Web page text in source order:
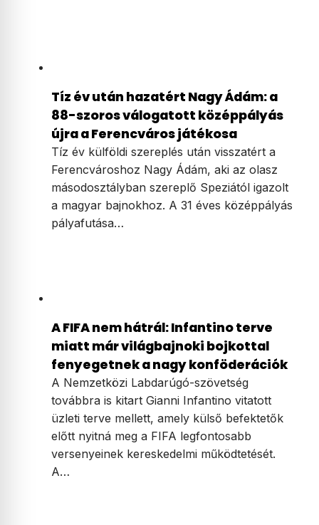
Tíz év után hazatért Nagy Ádám: a
88-szoros válogatott középpályás
újra a Ferencváros játékosa
Tíz év külföldi szereplés után visszatért a
Ferencvároshoz Nagy Ádám, aki az olasz
másodosztályban szereplő Speziától igazolt
a magyar bajnokhoz. A 31 éves középpályás
pályafutása…
A FIFA nem hátrál: Infantino terve
miatt már világbajnoki bojkottal
fenyegetnek a nagy konföderációk
A Nemzetközi Labdarúgó-szövetség
továbbra is kitart Gianni Infantino vitatott
üzleti terve mellett, amely külső befektetők
előtt nyitná meg a FIFA legfontosabb
versenyeinek kereskedelmi működtetését.
A…